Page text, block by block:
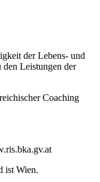
der Lebens- und
den Leistungen der
Coaching
ist Wien.